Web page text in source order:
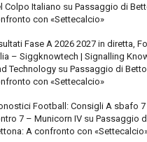
Colpo Italiano su Passaggio di
con «Settecalcio»
Fase A 2026 2027 in diretta,
– Siggknowtech | Signalling
Technology su Passaggio di
con «Settecalcio»
Football: Consigli A sbafo
7 – Municorn IV su Passaggio
A confronto con